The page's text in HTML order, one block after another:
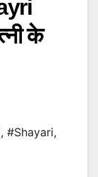
के
, #Shayari,